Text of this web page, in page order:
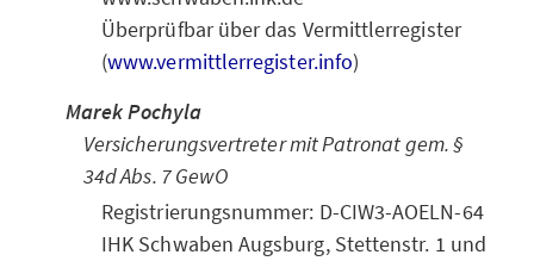
Überprüfbar über das Vermittlerregister
(www.vermittlerregister.info)
Marek Pochyla
Versicherungsvertreter mit Patronat gem. §
34d Abs. 7 GewO
Registrierungsnummer: D-CIW3-AOELN-64
IHK Schwaben Augsburg, Stettenstr. 1 und